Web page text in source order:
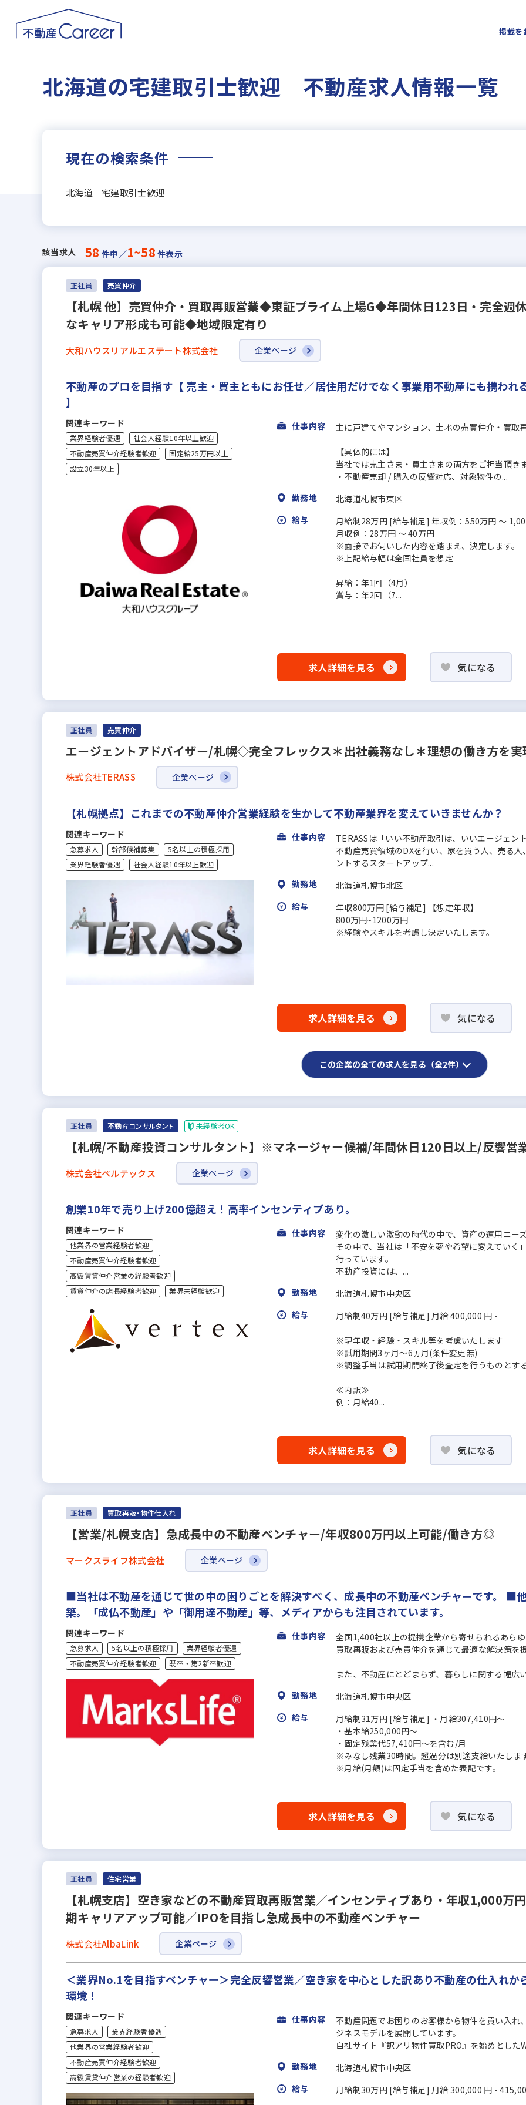
掲載を
北海道の宅建取引士歓迎 不動産求人情報一覧
現在の検索条件
北海道 宅建取引士歓迎
該当求人 58 件中／1~58 件表示
正社員 売買仲介
【札幌 他】売買仲介・買取再販営業◆東証プライム上場G◆年間休日123日・完全
なキャリア形成も可能◆地域限定有り
大和ハウスリアルエステート株式会社 企業ページ
不動産のプロを目指す【 売主・買主ともにお任せ／居住用だけでなく事業用不動産にも携わ
】
関連キーワード
業界経験者優遇
社会人経験10年以上歓迎
不動産売買仲介経験者歓迎
固定給25万円以上
設立30年以上
仕事内容 主に戸建てやマンション、土地の売買仲介・買取
【具体的には】
当社では売主さま・買主さまの両方をご担当頂き
・不動産売却 / 購入の反響対応、対象物件の...
勤務地
北海道札幌市東区
給与
月給制28万円 [給与補足] 年収例：550万円 ～
月収例：28万円 ～ 40万円
※面接でお伺いした内容を踏まえ、決定します。
※上記給与幅は全国社員を想定
昇給：年1回（4月）
賞与：年2回（7...
求人詳細を見る 気になる
正社員 売買仲介
エージェントアドバイザー/札幌◇完全フレックス＊出社義務なし＊理想の働き方を実
株式会社TERASS 企業ページ
【札幌拠点】これまでの不動産仲介営業経験を生かして不動産業界を変えていきませんか？
関連キーワード
急募求人 幹部候補募集
5名以上の積極採用
業界経験者優遇
社会人経験10年以上歓迎
仕事内容
TERASSは「いい不動産取引は、いいエージェン
不動産売買領域のDXを行い、家を買う人、売る
ントするスタートアップ...
勤務地
北海道札幌市北区
給与
年収800万円 [給与補足] 【想定年収】
800万円~1200万円
※経験やスキルを考慮し決定いたします。
求人詳細を見る 気になる
この企業の全ての求人を見る（全2件）
正社員 不動産コンサルタント 未経験者OK
【札幌/不動産投資コンサルタント】※マネージャー候補/年間休日120日以上/反響営
株式会社ベルテックス 企業ページ
創業10年で売り上げ200億超え！高率インセンティブあり。
関連キーワード
他業界の営業経験者歓迎
不動産売買仲介経験者歓迎
高級賃貸仲介営業の経験者歓迎
賃貸仲介の店長経験者歓迎
業界未経験歓迎
仕事内容
変化の激しい激動の時代の中で、資産の運用ニー
その中で、当社は「不安を夢や希望に変えてい
行っています。
不動産投資には、...
勤務地
北海道札幌市中央区
給与
月給制40万円 [給与補足] 月給 400,000 円 -
※現年収・経験・スキル等を考慮いたします
※試用期間3ヶ月〜6ヵ月(条件変更無)
※調整手当は試用期間終了後査定を行うものとす
≪内訳≫
例：月給40...
求人詳細を見る 気になる
正社員 買取再販・物件仕入れ
【営業/札幌支店】急成長中の不動産ベンチャー/年収800万円以上可能/働き方◎
マークスライフ株式会社 企業ページ
■当社は不動産を通じて世の中の困りごとを解決すべく、成長中の不動産ベンチャーです。 ■
築。「成仏不動産」や「御用達不動産」等、メディアからも注目されています。
関連キーワード
急募求人 5名以上の積極採用
業界経験者優遇
不動産売買仲介経験者歓迎
既卒・第2新卒歓迎
仕事内容
全国1,400社以上の提携企業から寄せられるあら
買取再販および売買仲介を通じて最適な解決策を
また、不動産にとどまらず、暮らしに関する幅広
勤務地
北海道札幌市中央区
給与
月給制31万円 [給与補足] ・月給307,410円～
・基本給250,000円～
・固定残業代57,410円～を含む/月
※みなし残業30時間。超過分は別途支給いたしま
※月給(月額)は固定手当を含めた表記です。
求人詳細を見る 気になる
正社員 住宅営業
【札幌支店】空き家などの不動産買取再販営業／インセンティブあり・年収1,000万
期キャリアアップ可能／IPOを目指し急成長中の不動産ベンチャー
株式会社AlbaLink 企業ページ
＜業界No.1を目指すベンチャー＞完全反響営業／空き家を中心とした訳あり不動産の仕入れ
環境！
関連キーワード
急募求人
業界経験者優遇
他業界の営業経験者歓迎
不動産売買仲介経験者歓迎
高級賃貸仲介営業の経験者歓迎
仕事内容
不動産問題でお困りのお客様から物件を買い入
ジネスモデルを展開しています。
自社サイト『訳アリ物件買取PRO』を始めとした
勤務地
北海道札幌市中央区
給与
月給制30万円 [給与補足] 月給 300,000 円 -